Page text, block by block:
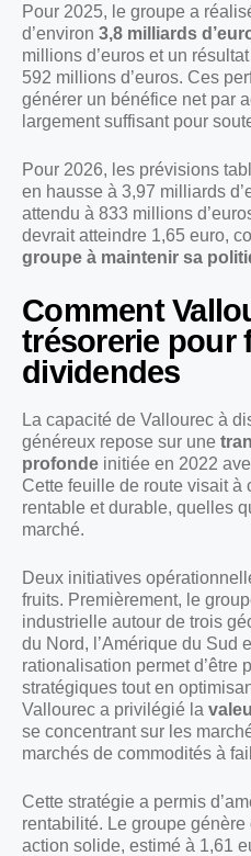
Pour 2025, le groupe a
d’environ 3,8 milliards
millions d’euros et un
592 millions d’euros. Ces
générer un bénéfice net par
largement suffisant pour
Pour 2026, les prévisions
en hausse à 3,97 milliards
attendu à 833 millions
devrait atteindre 1,65 euro,
groupe à maintenir sa
Comment
trésorerie pour
dividendes
La capacité de Vallourec à
généreux repose sur une
profonde initiée en 2022
Cette feuille de route visait à
rentable et durable, quelles
marché.
Deux initiatives
fruits. Premièrement, le
industrielle autour de trois
du Nord, l’Amérique du Sud
rationalisation permet d’être
stratégiques tout en
Vallourec a privilégié la
se concentrant sur les
marchés de commodités à
Cette stratégie a permis
rentabilité. Le groupe
action solide, estimé à 1,61